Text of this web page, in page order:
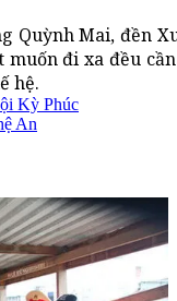
Quỳnh Mai, đền
đi xa đều
hệ.
Kỳ Phúc
An